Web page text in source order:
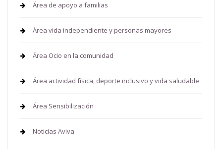
Área de apoyo a familias
Área vida independiente y personas mayores
Área Ocio en la comunidad
Área actividad física, deporte inclusivo y vida saludable
Área Sensibilización
Noticias Aviva